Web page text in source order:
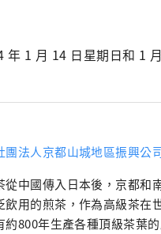
年 1 月 14 日星期日和 1
團法人京都山城地區振興公
從中國傳入日本後，京都和
飲用的煎茶，作為高級茶
約800年生產各種頂級茶葉